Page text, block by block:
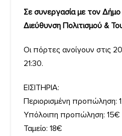
Σε συνεργασία με τον
Διεύθυνση Πολιτισμού &
Οι πόρτες ανοίγουν στις
21:30.
ΕΙΣΙΤΗΡΙΑ:
Περιορισμένη προπώληση:
Υπόλοιπη προπώληση: 15€
Ταμείο: 18€